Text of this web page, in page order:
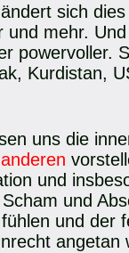
sich
und mehr.
powervoller.
Kurdistan,
uns die
und
und
und der
angetan